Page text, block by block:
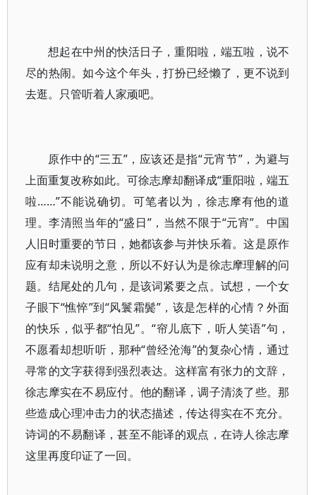
想起在中州的快活日子，重阳啦，端五啦，说不
尽的热闹。如今这个年头，打扮已经懒了，更不说到
去逛。只管听着人家顽吧。
原作中的“三五”，应该还是指“元宵节”，为避与
上面重复改称如此。可徐志摩却翻译成“重阳啦，端五
啦……”不能说确切。可笔者以为，徐志摩有他的道
理。李清照当年的“盛日”，当然不限于“元宵”。中国
人旧时重要的节日，她都该参与并快乐着。这是原作
应有却未说明之意，所以不好认为是徐志摩理解的问
题。结尾处的几句，是该词紧要之点。试想，一个女
子眼下“憔悴”到“风鬟霜鬓”，该是怎样的心情？外面
的快乐，似乎都“怕见”。“帘儿底下，听人笑语”句，
不愿看却想听听，那种“曾经沧海”的复杂心情，通过
寻常的文字获得到强烈表达。这样富有张力的文辞，
徐志摩实在不易应付。他的翻译，调子清淡了些。那
些造成心理冲击力的状态描述，传达得实在不充分。
诗词的不易翻译，甚至不能译的观点，在诗人徐志摩
这里再度印证了一回。